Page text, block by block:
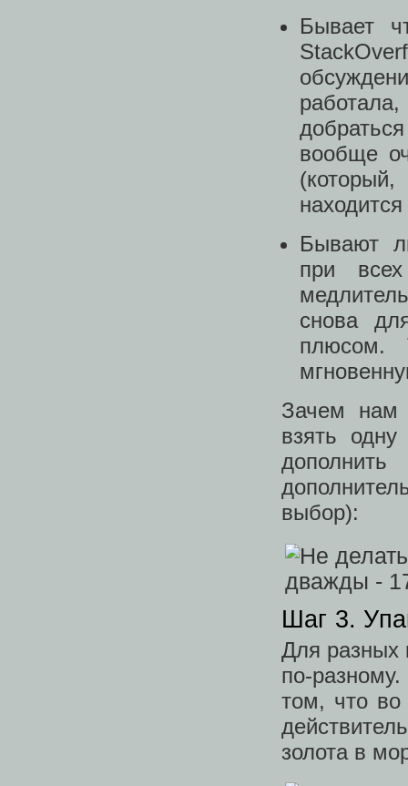
Бывает
вообще
Бывают
при
снова
плюсом.
Зачем нам
взять
выбор):
Шаг 3.
Для разных
по-
том, что
золота в